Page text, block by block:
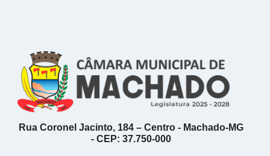
Rua Coronel Jacinto, 184 – Centro - Machado-MG
- CEP: 37.750-000